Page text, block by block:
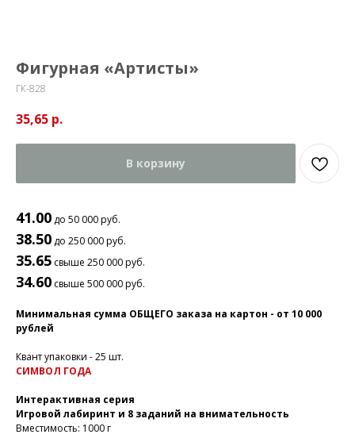
Фигурная «Артисты»
ГК-828
35,65 р.
В корзину
41.00 до 50 000 руб.
38.50 до 250 000 руб.
35.65 свыше 250 000 руб.
34.60 свыше 500 000 руб.
Минимальная сумма ОБЩЕГО заказа на картон - от 10 000
рублей
Квант упаковки - 25 шт.
СИМВОЛ ГОДА
Интерактивная серия
Игровой лабиринт и 8 заданий на внимательность
Вместимость: 1000 г